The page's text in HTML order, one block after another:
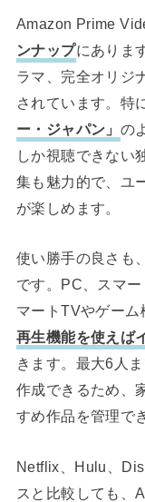
Amazon Prime
ンナップにありま
ラマ、完全オリジ
されています。特
ー・ジャパン」 の
しか視聴できない
集も魅力的で、ユ
が楽しめます。
使い勝手の良さも
です。PC、スマ
マートTVやゲーム
再生機能を使えば
きます。最大6人
作成できるため、
すめ作品を管理で
Netflix、Hulu、
スと比較しても、